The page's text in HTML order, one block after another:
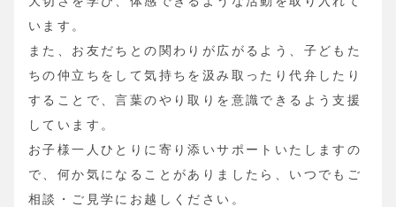
います。
また、お友だちとの関わりが広がるよう、子どもた
ちの仲立ちをして気持ちを汲み取ったり代弁したり
することで、言葉のやり取りを意識できるよう支援
しています。
お子様一人ひとりに寄り添いサポートいたしますの
で、何か気になることがありましたら、いつでもご
相談・ご見学にお越しください。